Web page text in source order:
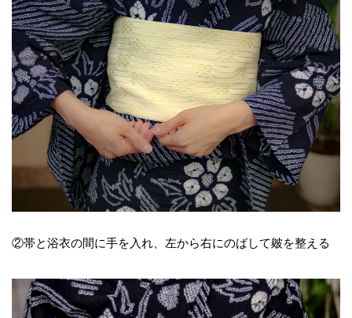
②帯と浴衣の間に手を入れ、左から右にのばして皴を整える